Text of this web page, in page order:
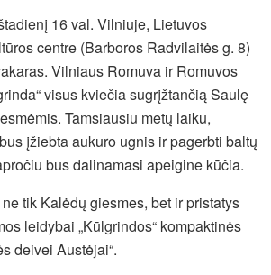
16 val. Vilniuje, Lietuvos
centre (Barboros Radvilaitės g. 8)
Vilniaus Romuva ir Romuvos
visus kviečia sugrįžtančią Saulę
Tamsiausiu metų laiku,
įžiebta aukuro ugnis ir pagerbti baltų
bus dalinamasi apeigine kūčia.
tik Kalėdų giesmes, bet ir pristatys
leidybai „Kūlgrindos“ kompaktinės
deivei Austėjai“.